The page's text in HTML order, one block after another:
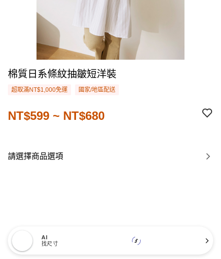
棉質日系條紋抽皺短洋裝
超取滿NT$1,000免運 國家/地區配送
NT$599 ~ NT$680
請選擇商品選項
AI
找尺寸